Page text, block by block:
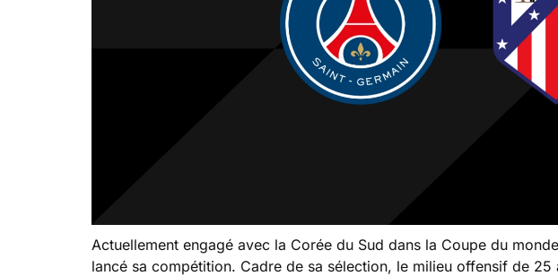
Actuellement engagé avec la Corée du Sud dans la Coupe du
lancé sa compétition. Cadre de sa sélection, le milieu offensif de 25